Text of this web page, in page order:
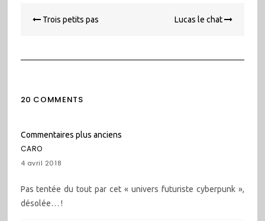
de Trois petits pas Lucas le chat
20 COMMENTS
Navigation
dans
les
commentaires
Commentaires plus anciens
CARO
4 avril 2018
Pas tentée du tout par cet « univers futuriste cyberpunk »,
désolée… !